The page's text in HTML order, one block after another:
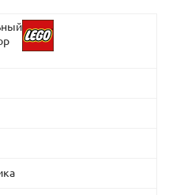
на текущей странице,
ссылке: